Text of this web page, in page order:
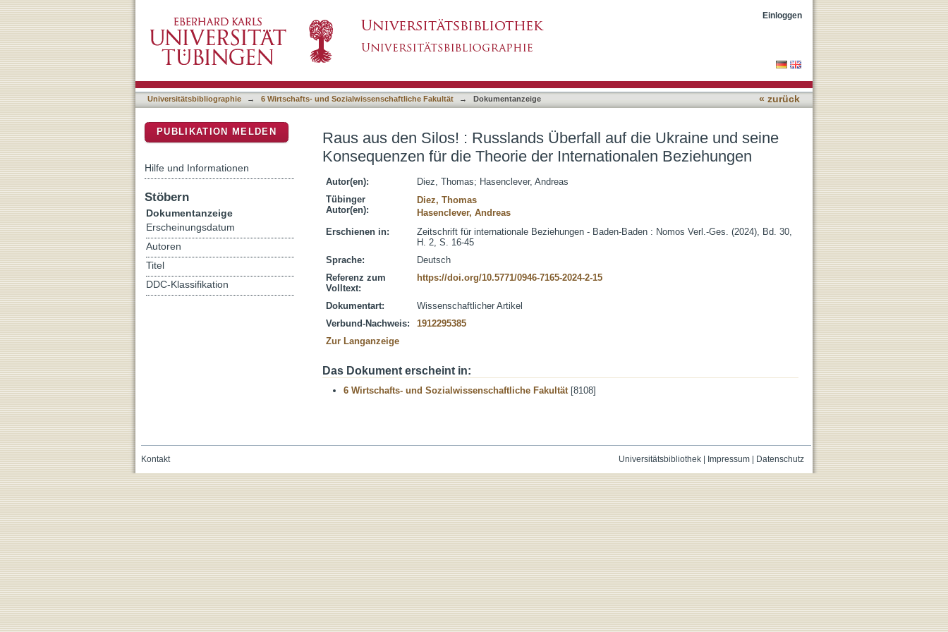
Raus aus den Silos! : Russlands Überfall auf die Ukraine und seine Konsequenzen für die Theorie
der Internationalen Beziehungen
Einloggen
Universitätsbibliographie → 6 Wirtschafts- und Sozialwissenschaftliche Fakultät → Dokumentanzeige « zurück
Raus aus den Silos! : Russlands Überfall auf die Ukraine und seine
Konsequenzen für die Theorie der Internationalen Beziehungen
Autor(en): Diez, Thomas; Hasenclever, Andreas
Tübinger
Autor(en):
Diez, Thomas
Hasenclever, Andreas
Erschienen in:
Zeitschrift für internationale Beziehungen - Baden-Baden : Nomos Verl.-Ges. (2024), Bd. 30,
H. 2, S. 16-45
Sprache:
Deutsch
Referenz zum
Volltext:
https://doi.org/10.5771/0946-7165-2024-2-15
Dokumentart:
Wissenschaftlicher Artikel
Verbund-Nachweis:
1912295385
Zur Langanzeige
Das Dokument erscheint in:
6 Wirtschafts- und Sozialwissenschaftliche Fakultät[8108]
PUBLIKATION MELDEN
Hilfe und Informationen
Stöbern
Dokumentanzeige
Erscheinungsdatum
Autoren
Titel
DDC-Klassifikation
Universitätsbibliothek| Impressum| Datenschutz
Kontakt